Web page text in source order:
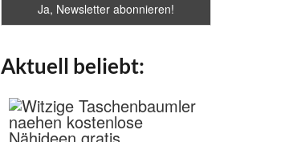
Aktuell beliebt: